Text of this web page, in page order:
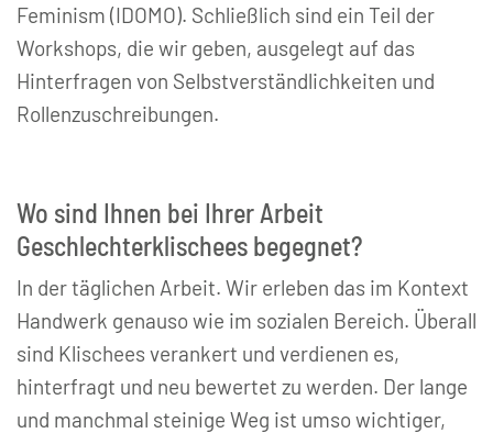
Feminism (IDOMO). Schließlich sind ein Teil der
Workshops, die wir geben, ausgelegt auf das
Hinterfragen von Selbstverständlichkeiten und
Rollenzuschreibungen.
Wo sind Ihnen bei Ihrer Arbeit
Geschlechterklischees begegnet?
In der täglichen Arbeit. Wir erleben das im Kontext
Handwerk genauso wie im sozialen Bereich. Überall
sind Klischees verankert und verdienen es,
hinterfragt und neu bewertet zu werden. Der lange
und manchmal steinige Weg ist umso wichtiger,